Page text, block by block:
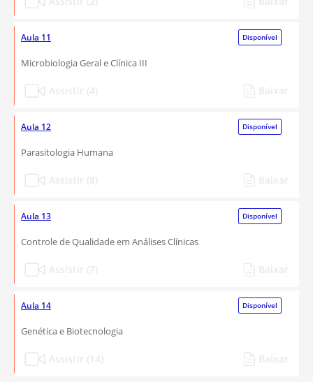
Aula 11 Disponível
Microbiologia Geral e Clínica III
Aula 12 Disponível
Parasitologia Humana
Aula 13 Disponível
Controle de Qualidade em Análises Clínicas
Aula 14 Disponível
Genética e Biotecnologia